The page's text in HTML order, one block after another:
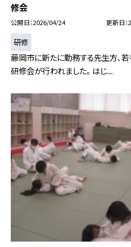
修会
公開日 2026/04/24 更新日
研修
藤岡市に新たに勤務する先生方、
研修会が行われました。 はじ...